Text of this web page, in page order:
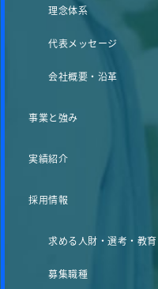
理念体系
代表メッセージ
会社概要・沿革
事業と強み
実績紹介
採用情報
求める人財・選考・教育
募集職種